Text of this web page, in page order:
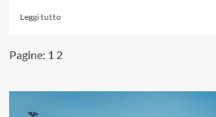
Leggi tuttoLeggi
su
Pagine: 1 2